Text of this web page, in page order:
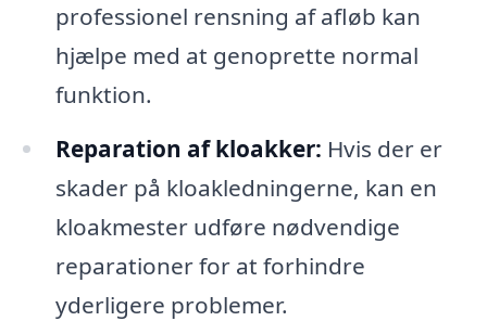
professionel rensning af afløb kan
hjælpe med at genoprette normal
funktion.
Reparation af kloakker: Hvis der er
skader på kloakledningerne, kan en
kloakmester udføre nødvendige
reparationer for at forhindre
yderligere problemer.